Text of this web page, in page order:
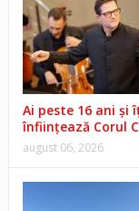
Ai peste 16 ani și
înființează Corul
august 06, 2026